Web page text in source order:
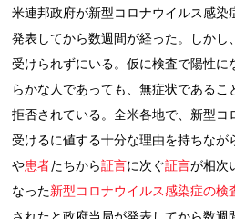
米連邦政府が新型コロナウイルス感染
発表してから数週間が経った。しかし
受けられずにいる。仮に検査で陽性に
らかな人であっても、無症状である
拒否されている。全米各地で、新型コ
受けるに値する十分な理由を持ちなが
や患者たちから証言に次ぐ証言が相次
なった新型コロナウイルス感染症の検